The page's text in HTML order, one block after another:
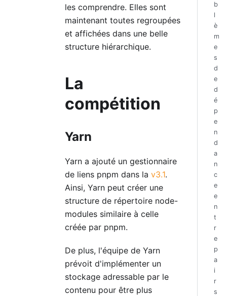
les comprendre. Elles sont
maintenant toutes regroupées
et affichées dans une belle
structure hiérarchique.
La
compétition
Yarn
Yarn a ajouté un gestionnaire
de liens pnpm dans la v3.1.
Ainsi, Yarn peut créer une
structure de répertoire node-
modules similaire à celle
créée par pnpm.
De plus, l'équipe de Yarn
prévoit d'implémenter un
stockage adressable par le
contenu pour être plus
b
l
è
m
e
s
d
e
d
é
p
e
n
d
a
n
c
e
e
n
t
r
e
p
a
i
r
s